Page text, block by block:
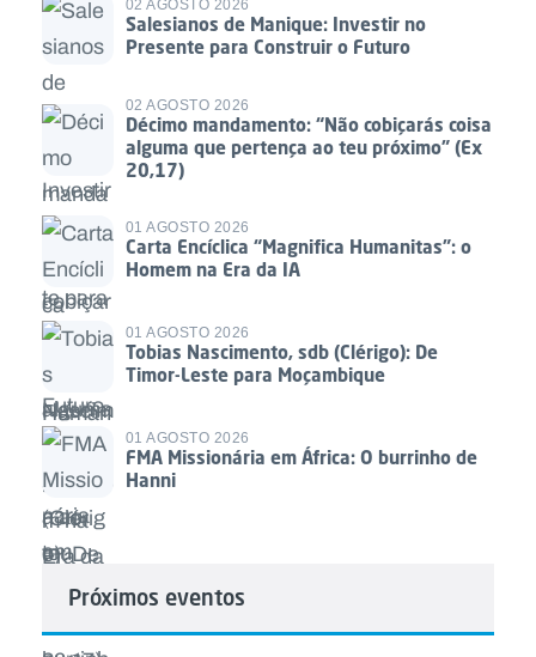
02 AGOSTO 2026
Salesianos de Manique: Investir no
Presente para Construir o Futuro
02 AGOSTO 2026
Décimo mandamento: “Não cobiçarás coisa
alguma que pertença ao teu próximo” (Ex
20,17)
01 AGOSTO 2026
Carta Encíclica “Magnifica Humanitas”: o
Homem na Era da IA
01 AGOSTO 2026
Tobias Nascimento, sdb (Clérigo): De
Timor-Leste para Moçambique
01 AGOSTO 2026
FMA Missionária em África: O burrinho de
Hanni
Próximos eventos